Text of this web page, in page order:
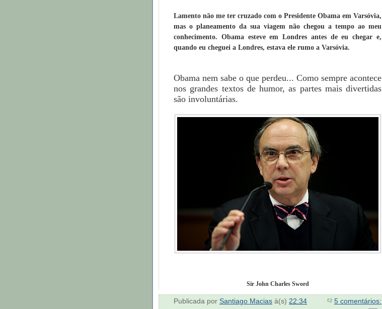
Lamento não me ter cruzado com o Presidente Obama em Varsóvia,
mas o planeamento da sua viagem não chegou a tempo ao meu
conhecimento. Obama esteve em Londres antes de eu chegar e,
quando eu cheguei a Londres, estava ele rumo a Varsóvia.
Obama nem sabe o que perdeu... Como sempre acontece
nos grandes textos de humor, as partes mais divertidas
são involuntárias.
Sir John Charles Sword
Publicada por Santiago Macias à(s) 22:34 5 comentários: